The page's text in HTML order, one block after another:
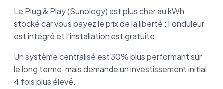
Le Plug & Play (Sunology) est plus cher au kWh
stocké car vous payez le prix de la liberté : l'onduleur
est intégré et l'installation est gratuite.
Un système centralisé est 30% plus performant sur
le long terme, mais demande un investissement initial
4 fois plus élevé.